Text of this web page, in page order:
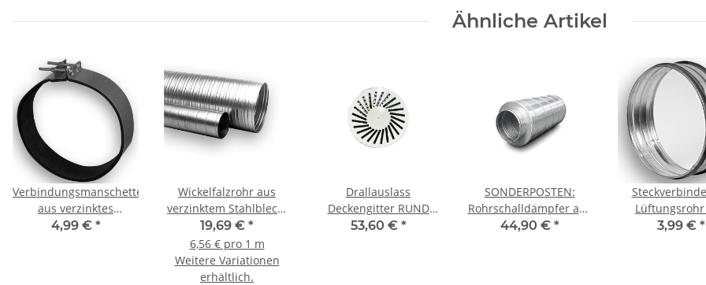
Ähnliche Artikel
Verbindungsmanschette
aus verzinktes
Stahlblech, mit
4,99 € *
Wickelfalzrohr aus
verzinktem Stahlblech,
Ø 100-400 m, WFR, 3 m
19,69 € *
6,56 € pro 1 m
Weitere Variationen
erhältlich.
Drallauslass
Deckengitter RUND
Durchmesser 625 Weiß
53,60 € *
SONDERPOSTEN:
Rohrschalldämpfer aus
verzinktem Stahlblech,
44,90 € *
verzinktem
3,99 € *